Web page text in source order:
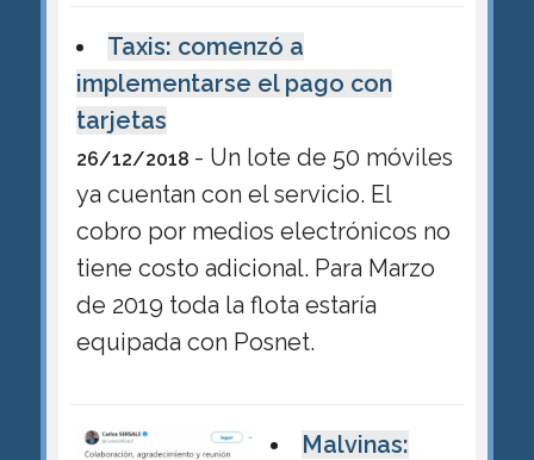
Taxis: comenzó a
implementarse el pago con
tarjetas
26/12/2018 - Un lote de 50 móviles
ya cuentan con el servicio. El
cobro por medios electrónicos no
tiene costo adicional. Para Marzo
de 2019 toda la flota estaría
equipada con Posnet.
Malvinas: